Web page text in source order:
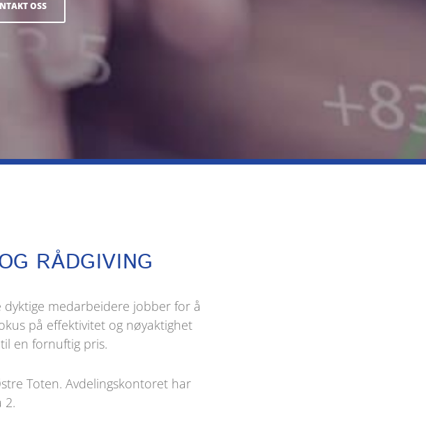
OSS
RÅDGIVING
dyktige medarbeidere jobber for å
på effektivitet og nøyaktighet
en fornuftig pris.
Toten. Avdelingskontoret har
2.